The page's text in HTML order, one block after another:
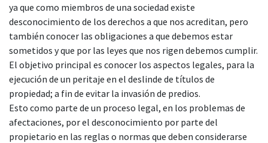
ya que como miembros de una sociedad existe
desconocimiento de los derechos a que nos acreditan, pero
también conocer las obligaciones a que debemos estar
sometidos y que por las leyes que nos rigen debemos cumplir.
El objetivo principal es conocer los aspectos legales, para la
ejecución de un peritaje en el deslinde de títulos de
propiedad; a fin de evitar la invasión de predios.
Esto como parte de un proceso legal, en los problemas de
afectaciones, por el desconocimiento por parte del
propietario en las reglas o normas que deben considerarse